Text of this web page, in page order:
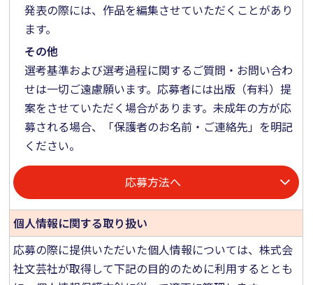
発表の際には、作品を編集させていただくことがあり
ます。
その他
選考基準および選考過程に関するご質問・お問い合わ
せは一切ご遠慮願います。応募者には出版（有料）提
案をさせていただく場合があります。未成年の方が応
募される場合、「保護者のお名前・ご連絡先」を明記
ください。
応募方法へ
個人情報に関する取り扱い
応募の際に提供いただいた個人情報については、株式会
社文芸社が取得して下記の目的のために利用するととも